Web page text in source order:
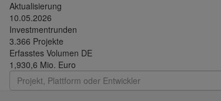
Aktualisierung
10.05.2026
Investmentrunden
3.366 Projekte
Erfasstes Volumen DE
1,930,6 Mio. Euro